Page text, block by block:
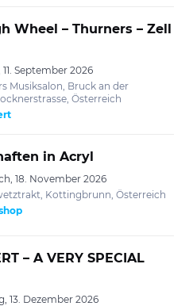
Wheel – Thurners – Zell
September 2026
Musiksalon, Bruck an der
Österreich
in Acryl
18. November 2026
Kottingbrunn, Österreich
– A VERY SPECIAL
13. Dezember 2026